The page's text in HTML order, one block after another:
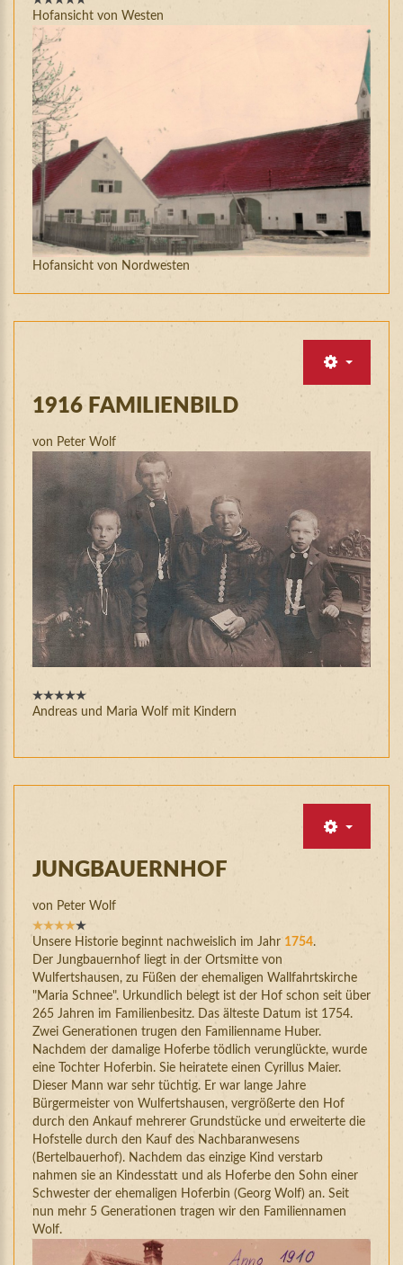
Hofansicht von Westen
Hofansicht von Nordwesten
1916 FAMILIENBILD
von Peter Wolf
Andreas und Maria Wolf mit Kindern
JUNGBAUERNHOF
von Peter Wolf
Bewertung:
Unsere Historie beginnt nachweislich im Jahr 1754.
Der Jungbauernhof liegt in der Ortsmitte von
Wulfertshausen, zu Füßen der ehemaligen Wallfahrtskirche
"Maria Schnee". Urkundlich belegt ist der Hof schon seit über
265 Jahren im Familienbesitz. Das älteste Datum ist 1754.
Zwei Generationen trugen den Familienname Huber.
Nachdem der damalige Hoferbe tödlich verunglückte, wurde
eine Tochter Hoferbin. Sie heiratete einen Cyrillus Maier.
Dieser Mann war sehr tüchtig. Er war lange Jahre
Bürgermeister von Wulfertshausen, vergrößerte den Hof
durch den Ankauf mehrerer Grundstücke und erweiterte die
Hofstelle durch den Kauf des Nachbaranwesens
(Bertelbauerhof). Nachdem das einzige Kind verstarb
nahmen sie an Kindesstatt und als Hoferbe den Sohn einer
Schwester der ehemaligen Hoferbin (Georg Wolf) an. Seit
nun mehr 5 Generationen tragen wir den Familiennamen
Wolf.